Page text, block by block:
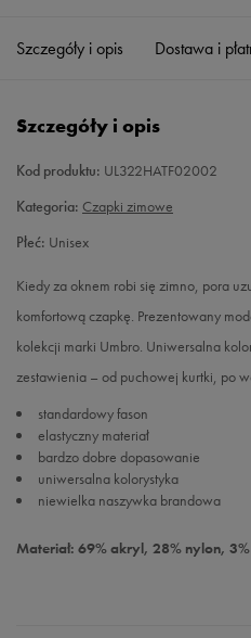
Szczegóły i opis Dostawa i
Szczegóły i opis
Kod produktu: UL322HATF02002
Kategoria: Czapki zimowe
Płeć: Unisex
Kiedy za oknem robi się zimno, pora
komfortową czapkę. Prezentowany
kolekcji marki Umbro. Uniwersalna
zestawienia – od puchowej kurtki, po
standardowy fason
elastyczny materiał
bardzo dobre dopasowanie
uniwersalna kolorystyka
niewielka naszywka brandowa
Materiał: 69% akryl, 28% nylon,